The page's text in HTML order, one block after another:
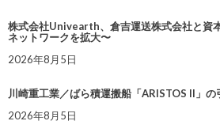
株式会社Univearth、倉吉運送株式会社と資
ネットワークを拡大〜
2026年8月5日
川崎重工業／ばら積運搬船「ARISTOS II」の
2026年8月5日